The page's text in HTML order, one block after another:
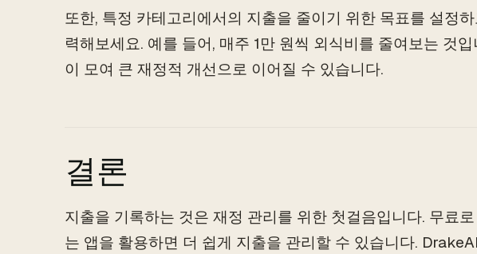
또한, 특정 카테고리에서의 지출을 줄이기 위한 목표를 설정
력해보세요. 예를 들어, 매주 1만 원씩 외식비를 줄여보는 것
이 모여 큰 재정적 개선으로 이어질 수 있습니다.
결론
지출을 기록하는 것은 재정 관리를 위한 첫걸음입니다. 무료
는 앱을 활용하면 더 쉽게 지출을 관리할 수 있습니다.